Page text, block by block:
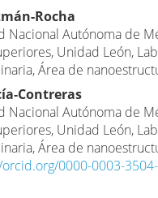
Rocha
Nacional Autónoma de
Unidad León,
Área de
Contreras
Nacional Autónoma de
Unidad León,
Área de
0000-0003-